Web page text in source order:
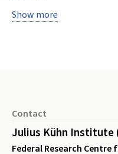
Show more
Contact
Julius Kühn Institute
Federal Research